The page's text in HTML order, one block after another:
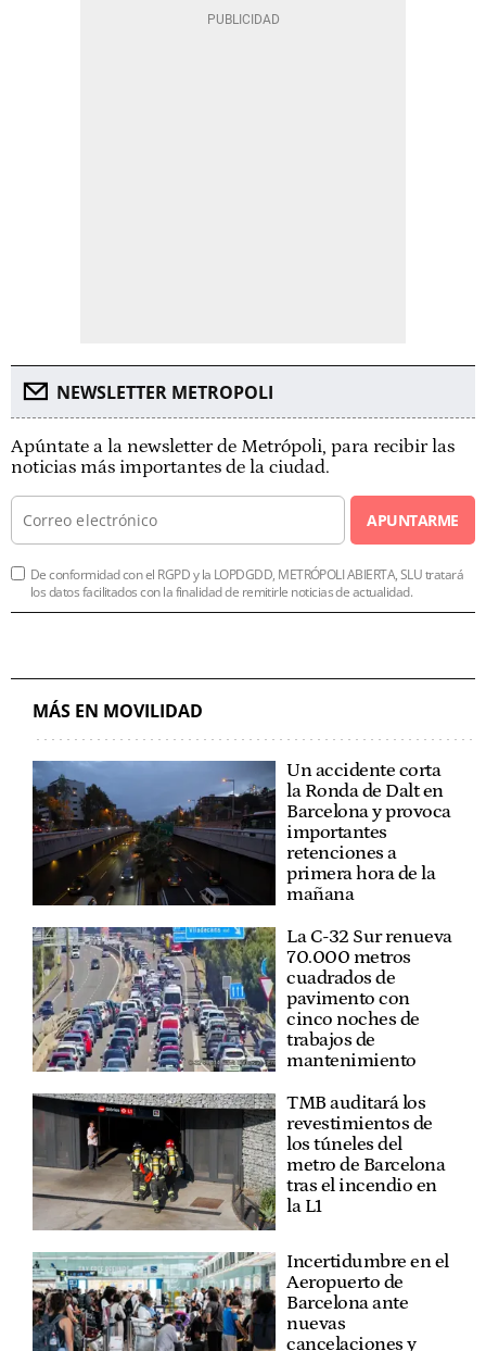
NEWSLETTER METROPOLI
Apúntate a la newsletter de Metrópoli, para recibir las
noticias más importantes de la ciudad.
APUNTARME
De conformidad con el RGPD y la LOPDGDD, METRÓPOLI ABIERTA, SLU tratará
los datos facilitados con la finalidad de remitirle noticias de actualidad.
MÁS EN MOVILIDAD
Un accidente corta
la Ronda de Dalt en
Barcelona y provoca
importantes
retenciones a
primera hora de la
mañana
La C-32 Sur renueva
70.000 metros
cuadrados de
pavimento con
cinco noches de
trabajos de
mantenimiento
TMB auditará los
revestimientos de
los túneles del
metro de Barcelona
tras el incendio en
la L1
Incertidumbre en el
Aeropuerto de
Barcelona ante
nuevas
cancelaciones y